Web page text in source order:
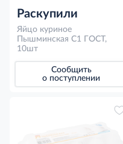
Раскупили
Яйцо куриное
Пышминская С1 ГОСТ,
10шт
Сообщить
о поступлении